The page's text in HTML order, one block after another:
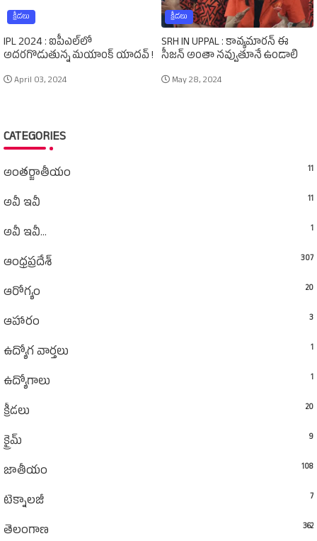
క్రీడలు
IPL 2024 : ఐపీఎల్‌లో
అదరగొడుతున్న మయాంక్‌ యాదవ్‌ !
April 03, 2024
క్రీడలు
SRH IN UPPAL : కావ్యమారన్‌ ఈ
సీజన్‌ అంతా నవ్వుతూనే ఉండాలి
May 28, 2024
CATEGORIES
అంతర్జాతీయం 11
అవీ ఇవీ 11
అవీ ఇవీ... 1
ఆంధ్రప్రదేశ్‌ 307
ఆరోగ్యం 20
ఆహారం 3
ఉద్యోగ వార్తలు 1
ఉద్యోగాలు 1
క్రీడలు 20
క్రైమ్ 9
జాతీయం 108
టెక్నాలజీ 7
తెలంగాణ 362